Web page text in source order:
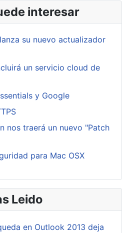
interesar
su nuevo actualizador
un servicio cloud de
y Google
nos traerá un nuevo "Patch
para Mac OSX
Leido
en Outlook 2013 deja